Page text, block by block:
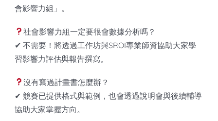
會影響力組」。
社會影響力組一定要很會數據分析嗎？
✔ 不需要！將透過工作坊與SROI專業師資協助大家學
習影響力評估與報告撰寫。
沒有寫過計畫書怎麼辦？
✔ 競賽已提供格式與範例，也會透過說明會與後續輔導
協助大家掌握方向。